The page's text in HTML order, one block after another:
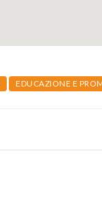
EDUCAZIONE E